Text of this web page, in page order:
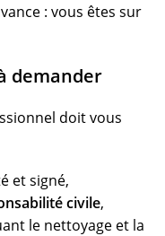
: vous êtes sur
demander
doit vous
et signé,
civile,
le nettoyage et la